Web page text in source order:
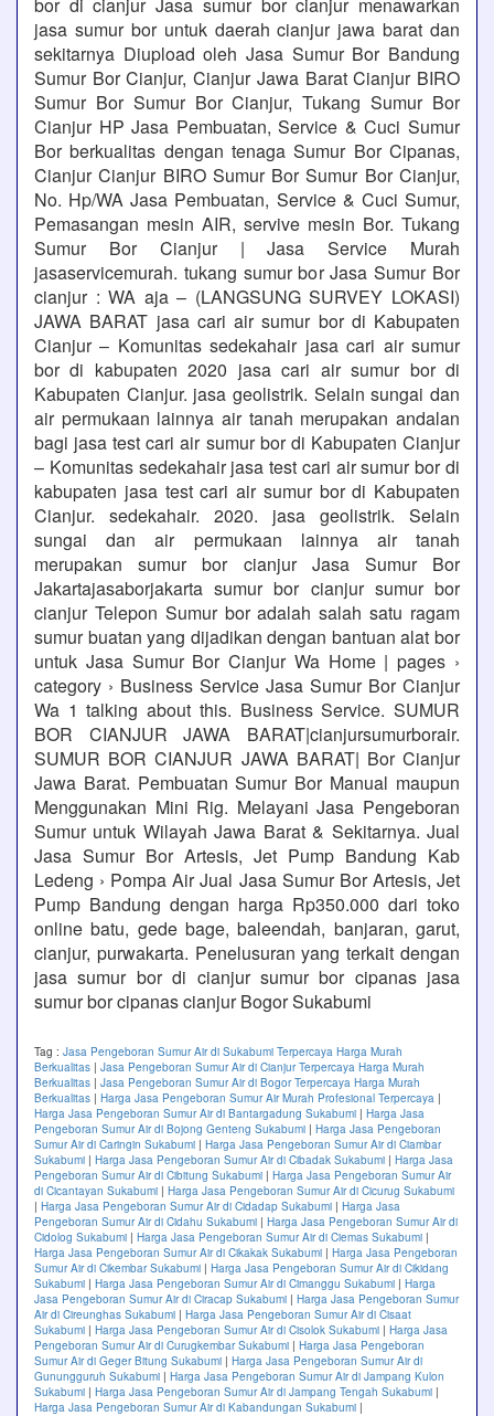
jasa sumur bor untuk daerah cianjur jawa barat dan
sekitarnya Diupload oleh Jasa Sumur Bor Bandung
Sumur Bor Cianjur, Cianjur Jawa Barat Cianjur BIRO
Sumur Bor Sumur Bor Cianjur, Tukang Sumur Bor
Cianjur HP Jasa Pembuatan, Service & Cuci Sumur
Bor berkualitas dengan tenaga Sumur Bor Cipanas,
Cianjur Cianjur BIRO Sumur Bor Sumur Bor Cianjur,
No. Hp/WA Jasa Pembuatan, Service & Cuci Sumur,
Pemasangan mesin AIR, servive mesin Bor. Tukang
Sumur Bor Cianjur | Jasa Service Murah
jasaservicemurah. tukang sumur bor Jasa Sumur Bor
cianjur : WA aja – (LANGSUNG SURVEY LOKASI)
JAWA BARAT jasa cari air sumur bor di Kabupaten
Cianjur – Komunitas sedekahair jasa cari air sumur
bor di kabupaten 2020 jasa cari air sumur bor di
Kabupaten Cianjur. jasa geolistrik. Selain sungai dan
air permukaan lainnya air tanah merupakan andalan
bagi jasa test cari air sumur bor di Kabupaten Cianjur
– Komunitas sedekahair jasa test cari air sumur bor di
kabupaten jasa test cari air sumur bor di Kabupaten
Cianjur. sedekahair. 2020. jasa geolistrik. Selain
sungai dan air permukaan lainnya air tanah
merupakan sumur bor cianjur Jasa Sumur Bor
Jakartajasaborjakarta sumur bor cianjur sumur bor
cianjur Telepon Sumur bor adalah salah satu ragam
sumur buatan yang dijadikan dengan bantuan alat bor
untuk Jasa Sumur Bor Cianjur Wa Home | pages ›
category › Business Service Jasa Sumur Bor Cianjur
Wa 1 talking about this. Business Service. SUMUR
BOR CIANJUR JAWA BARAT|cianjursumurborair.
SUMUR BOR CIANJUR JAWA BARAT| Bor Cianjur
Jawa Barat. Pembuatan Sumur Bor Manual maupun
Menggunakan Mini Rig. Melayani Jasa Pengeboran
Sumur untuk Wilayah Jawa Barat & Sekitarnya. Jual
Jasa Sumur Bor Artesis, Jet Pump Bandung Kab
Ledeng › Pompa Air Jual Jasa Sumur Bor Artesis, Jet
Pump Bandung dengan harga Rp350.000 dari toko
online batu, gede bage, baleendah, banjaran, garut,
cianjur, purwakarta. Penelusuran yang terkait dengan
jasa sumur bor di cianjur sumur bor cipanas jasa
sumur bor cipanas cianjur Bogor Sukabumi
Tag : Jasa Pengeboran Sumur Air di Sukabumi Terpercaya Harga Murah
Berkualitas | Jasa Pengeboran Sumur Air di Cianjur Terpercaya Harga Murah
Berkualitas | Jasa Pengeboran Sumur Air di Bogor Terpercaya Harga Murah
Berkualitas | Harga Jasa Pengeboran Sumur Air Murah Profesional Terpercaya |
Harga Jasa Pengeboran Sumur Air di Bantargadung Sukabumi | Harga Jasa
Pengeboran Sumur Air di Bojong Genteng Sukabumi | Harga Jasa Pengeboran
Sumur Air di Caringin Sukabumi | Harga Jasa Pengeboran Sumur Air di Ciambar
Sukabumi | Harga Jasa Pengeboran Sumur Air di Cibadak Sukabumi | Harga Jasa
Pengeboran Sumur Air di Cibitung Sukabumi | Harga Jasa Pengeboran Sumur Air
di Cicantayan Sukabumi | Harga Jasa Pengeboran Sumur Air di Cicurug Sukabumi
| Harga Jasa Pengeboran Sumur Air di Cidadap Sukabumi | Harga Jasa
Pengeboran Sumur Air di Cidahu Sukabumi | Harga Jasa Pengeboran Sumur Air di
Cidolog Sukabumi | Harga Jasa Pengeboran Sumur Air di Ciemas Sukabumi |
Harga Jasa Pengeboran Sumur Air di Cikakak Sukabumi | Harga Jasa Pengeboran
Sumur Air di Cikembar Sukabumi | Harga Jasa Pengeboran Sumur Air di Cikidang
Sukabumi | Harga Jasa Pengeboran Sumur Air di Cimanggu Sukabumi | Harga
Jasa Pengeboran Sumur Air di Ciracap Sukabumi | Harga Jasa Pengeboran Sumur
Air di Cireunghas Sukabumi | Harga Jasa Pengeboran Sumur Air di Cisaat
Sukabumi | Harga Jasa Pengeboran Sumur Air di Cisolok Sukabumi | Harga Jasa
Pengeboran Sumur Air di Curugkembar Sukabumi | Harga Jasa Pengeboran
Sumur Air di Geger Bitung Sukabumi | Harga Jasa Pengeboran Sumur Air di
Gunungguruh Sukabumi | Harga Jasa Pengeboran Sumur Air di Jampang Kulon
Sukabumi | Harga Jasa Pengeboran Sumur Air di Jampang Tengah Sukabumi |
Harga Jasa Pengeboran Sumur Air di Kabandungan Sukabumi |